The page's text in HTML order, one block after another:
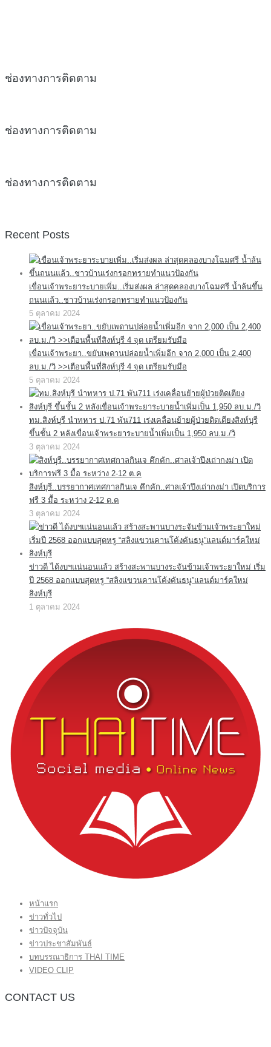
ช่องทางการติดตาม
ช่องทางการติดตาม
ช่องทางการติดตาม
Recent Posts
เขื่อนเจ้าพระยาระบายเพิ่ม..เริ่มส่งผล ล่าสุดคลองบางโฉมศรี น้ำล้นขึ้น
ถนนแล้ว..ชาวบ้านเร่งกรอกทรายทำแนวป้องกัน
5 ตุลาคม 2024
เขื่อนเจ้าพระยา..ขยับเพดานปล่อยน้ำเพิ่มอีก จาก 2,000 เป็น 2,400
ลบ.ม./วิ >>เตือนพื้นที่สิงห์บุรี 4 จุด เตรียมรับมือ
5 ตุลาคม 2024
ทม.สิงห์บุรี นำทหาร ป.71 พัน711 เร่งเคลื่อนย้ายผู้ป่วยติดเตียงสิงห์บุรี
ขึ้นชั้น 2 หลังเขื่อนเจ้าพระยาระบายน้ำเพิ่มเป็น 1,950 ลบ.ม./วิ
3 ตุลาคม 2024
สิงห์บุรี..บรรยากาศเทศกาลกินเจ คึกคัก..ศาลเจ้าปึงเถ่ากงม่า เปิดบริการ
ฟรี 3 มื้อ ระหว่าง 2-12 ต.ค
3 ตุลาคม 2024
ข่าวดี ได้งบฯแน่นอนแล้ว สร้างสะพานบางระจันข้ามเจ้าพระยาใหม่ เริ่ม
ปี 2568 ออกแบบสุดหรู “สลิงแขวนคานโค้งคันธนู”แลนด์มาร์คใหม่
สิงห์บุรี
1 ตุลาคม 2024
หน้าแรก
ข่าวทั่วไป
ข่าวปัจจุบัน
ข่าวประชาสัมพันธ์
บทบรรณาธิการ THAI TIME
VIDEO CLIP
CONTACT US